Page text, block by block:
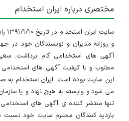
مختصری درباره ایران استخدام
و روزانه مدیران و نویسندگان خود در
آگهی های استخدامی گام برداشت.
مطلوب و با کیفیت آگهی های استخدامی
این سایت بوده است. ایران استخدام
می شود و وابسته به هیچ نهاد و یا
تنها منتشر کننده ی آگهی های استخدامی
بازدید کنندگان محترم سایت خود